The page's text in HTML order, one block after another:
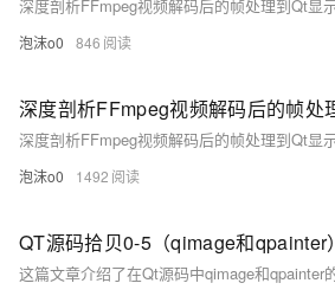
泡沫o0 846
泡沫o0 1492
QT源码拾贝0-5（qimage和qpainter）